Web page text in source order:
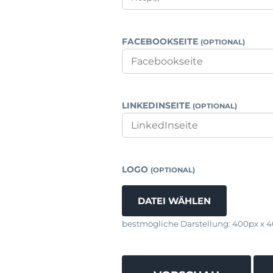
FACEBOOKSEITE (OPTIONAL)
LINKEDINSEITE (OPTIONAL)
LOGO (OPTIONAL)
DATEI WÄHLEN
bestmögliche Darstellung: 400px x